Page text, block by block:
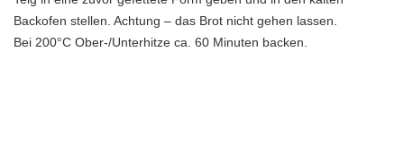
Backofen stellen. Achtung – das Brot nicht gehen lassen.
Bei 200°C Ober-/Unterhitze ca. 60 Minuten backen.